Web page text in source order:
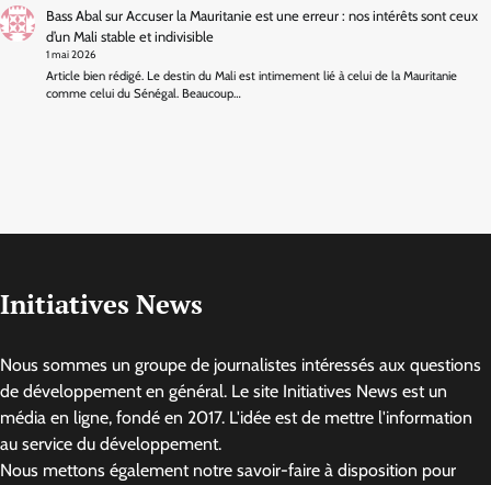
Bass Abalsur Accuser la Mauritanie est une erreur : nos intérêts sont ceux
d’un Mali stable et indivisible
1 mai 2026
Article bien rédigé. Le destin du Mali est intimement lié à celui de la Mauritanie
comme celui du Sénégal. Beaucoup…
Initiatives News
Nous sommes un groupe de journalistes intéressés aux questions
de développement en général. Le site Initiatives News est un
média en ligne, fondé en 2017. L'idée est de mettre l'information
au service du développement.
Nous mettons également notre savoir-faire à disposition pour